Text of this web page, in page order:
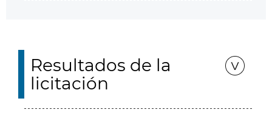
Resultados de la
licitación